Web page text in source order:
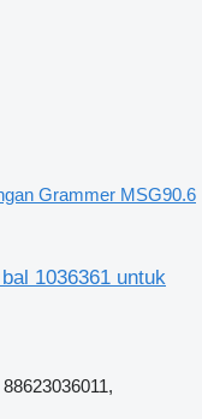
Grammer MSG90.6
1036361 untuk